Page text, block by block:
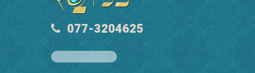
077-3204625